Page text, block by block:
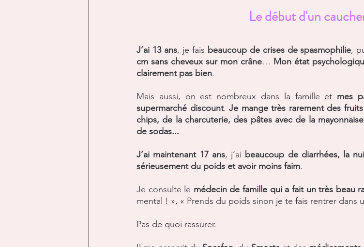
Le début d'un
J’ai 13 ans, je fais beaucoup de crises de spasmophilie,
cm sans cheveux sur mon crâne… Mon état
clairement pas bien.
Mais aussi, on est nombreux dans la famille et mes
supermarché discount. Je mange très rarement des
chips, de la charcuterie, des pâtes avec de la
de sodas...
J’ai maintenant 17 ans, j’ai beaucoup de diarrhées, la
sérieusement du poids et avoir moins faim.
Je consulte le médecin de famille qui a fait un très beau
mental ! », « Prends du poids sinon je te fais rentrer dans
Pas de quoi rassurer.